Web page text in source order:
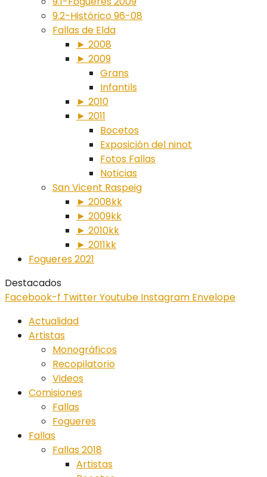
9.2-Histórico 96-08
Fallas de Elda
► 2008
► 2009
Grans
Infantils
► 2010
► 2011
Bocetos
Exposición del ninot
Fotos Fallas
Noticias
San Vicent Raspeig
► 2008kk
► 2009kk
► 2010kk
► 2011kk
Fogueres 2021
Destacados
Facebook-f TwitterYoutube Instagram Envelope
Actualidad
Artistas
Monográficos
Recopilatorio
Videos
Comisiones
Fallas
Fogueres
Fallas
Fallas 2018
Artistas